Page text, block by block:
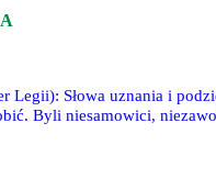
Legii): Słowa uznania i
Byli niesamowici,